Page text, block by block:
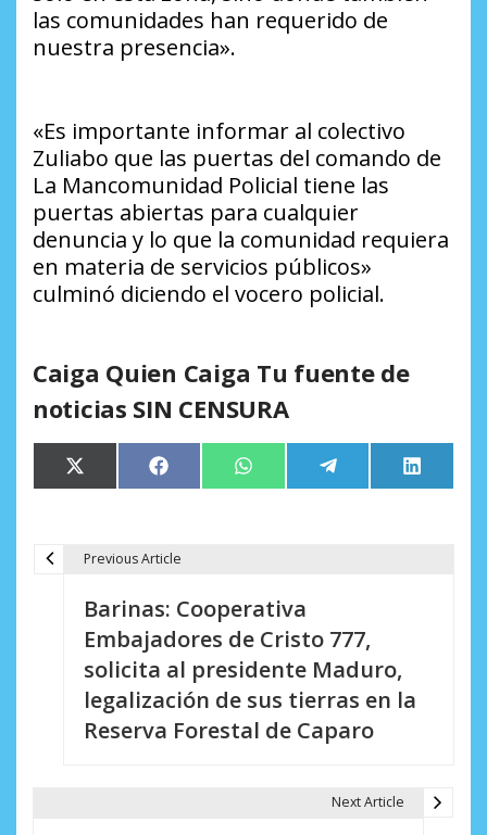
las comunidades han requerido de
nuestra presencia».
«Es importante informar al colectivo
Zuliabo que las puertas del comando de
La Mancomunidad Policial tiene las
puertas abiertas para cualquier
denuncia y lo que la comunidad requiera
en materia de servicios públicos»
culminó diciendo el vocero policial.
Caiga Quien Caiga Tu fuente de
noticias SIN CENSURA
Compartir
en
X
(Twitter)
Compartir
en
Facebook Compartir
en
WhatsApp Compartir
en
Telegram
en
LinkedIn
Previous Article
Barinas: Cooperativa
Embajadores de Cristo 777,
solicita al presidente Maduro,
legalización de sus tierras en la
Reserva Forestal de Caparo
Next Article